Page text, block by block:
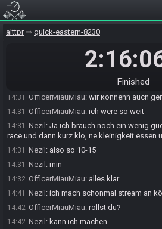
alttpr quick-eastern-8230
Finished
Crosskeys Seed…
Seed…
Nezil#1248 accepts a request to join
:hello there
14:31 OfficerMiauMiau: wir könnenn auch
14:31 OfficerMiauMiau: ich were so weit
14:31 Nezil : Ja ich brauch noch ein wenig
race und dann kurz klo, ne kleinigkeit essen
14:31 Nezil : also so 10-15
14:31 Nezil : min
14:32 OfficerMiauMiau: alles klar
14:41 Nezil : ich mach schonmal stream an
14:42 OfficerMiauMiau: rollst du?
14:42 Nezil : kann ich machen